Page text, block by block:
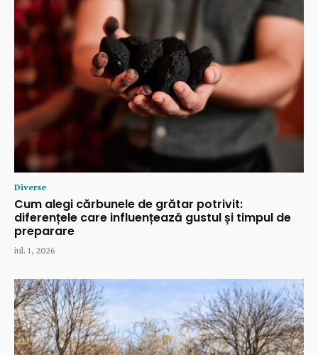
Diverse
Cum alegi cărbunele de grătar potrivit:
diferențele care influențează gustul și timpul de
preparare
iul. 1, 2026